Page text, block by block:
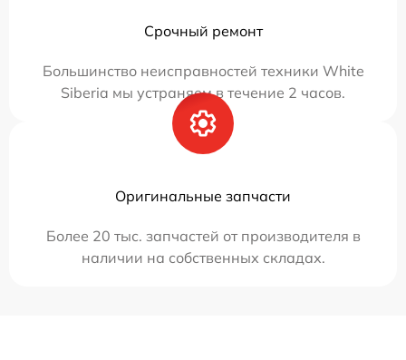
Срочный ремонт
Большинство неисправностей техники White
Siberia мы устраняем в течение 2 часов.
Оригинальные запчасти
Более 20 тыс. запчастей от производителя в
наличии на собственных складах.